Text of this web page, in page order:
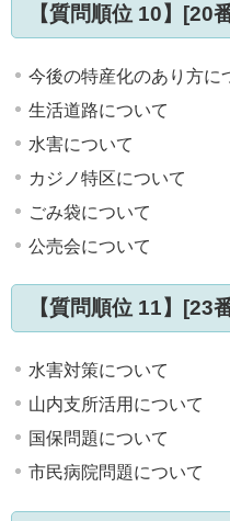
【質問順位 10】[20
今後の特産化のあり方に
生活道路について
水害について
カジノ特区について
ごみ袋について
公売会について
【質問順位 11】[23
水害対策について
山内支所活用について
国保問題について
市民病院問題について